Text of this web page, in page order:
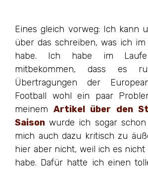
Eines gleich vorweg: Ich kann
über das schreiben, was ich
habe. Ich habe im
mitbekommen, dass es
Übertragungen der
Football wohl ein paar
meinemArtikel über den
Saison wurde ich sogar schon
mich auch dazu kritisch zu
hier aber nicht, weil ich es
habe. Dafür hatte ich einen